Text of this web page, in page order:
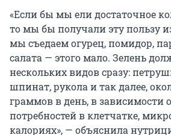
«Если бы мы ели достаточное
то мы бы получали эту пользу
мы съедаем огурец, помидор,
салата — этого мало. Зелень
нескольких видов сразу:
шпинат, рукола и так далее,
граммов в день, в зависимости
потребностей в клетчатке,
калориях», — объяснила